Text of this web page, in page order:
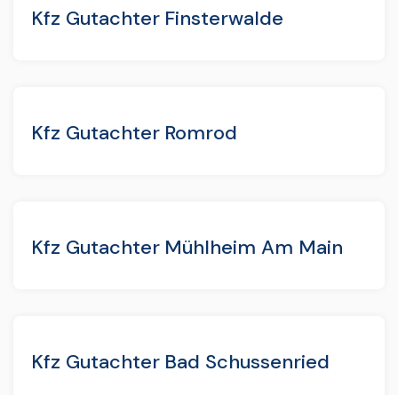
Kfz Gutachter Finsterwalde
Kfz Gutachter Romrod
Kfz Gutachter Mühlheim Am Main
Kfz Gutachter Bad Schussenried